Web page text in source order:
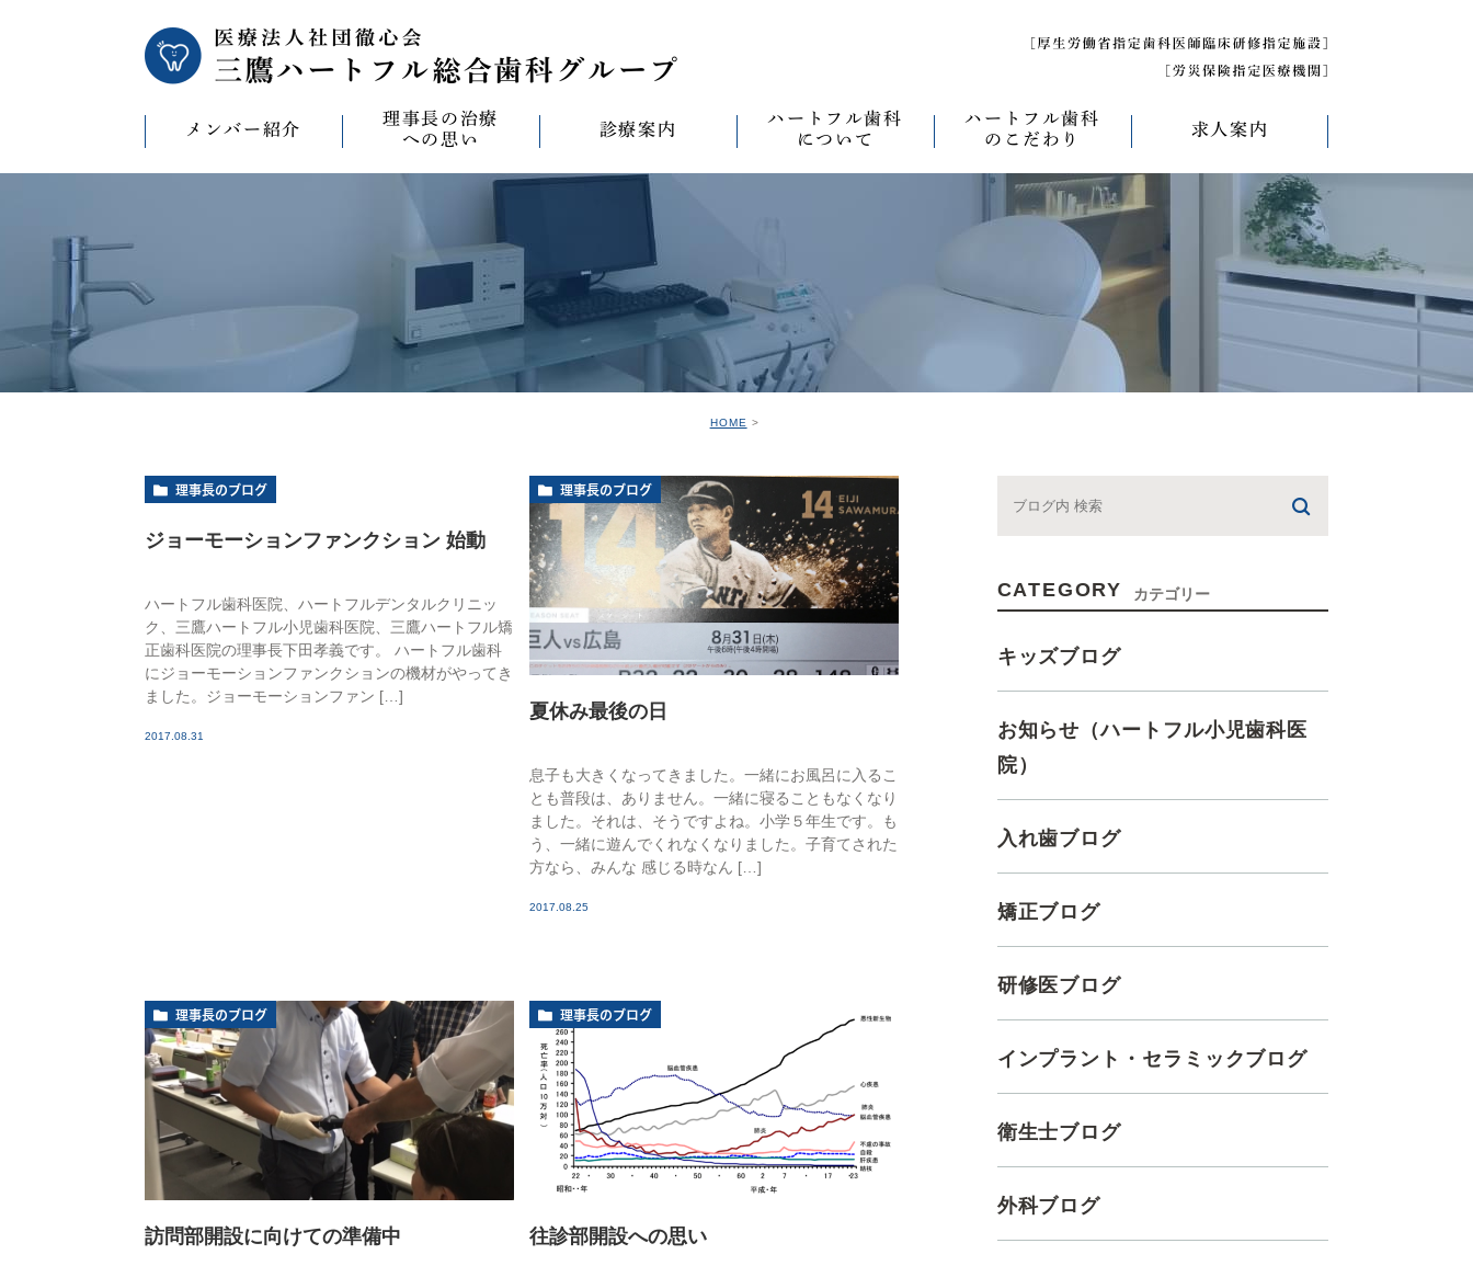
メンバー紹介
理事長の治療
への思い
CAD/CAM（オールセラミック治
療）への思い
バイコンインプラントへの思い
マウスピース型矯正装置（イン
ビザライン）への思い
診療案内
診療案内一覧
セラミック治療 ワンデイジルコニア治療
無菌化根管治療 予防・メンテナンス
インプラント オールオン4
睡眠時無呼吸症候群 口臭外来
ホワイトニング 訪問歯科診療
ハートフル歯科
について
ハートフルの治療
院内設備
ハートフル歯科
ハートフル歯科
のこだわり
なるべく痛くない治療
なるべく削らない治療
なるべく抜かない治療
なるべく短期間の治療
滅菌管理について
求人案内
求人募集について
研修医募集
HOME
理事長のブログ
ジョーモーションファンクション 始動
ハートフル歯科医院、ハートフルデンタルクリニッ
ク、三鷹ハートフル小児歯科医院、三鷹ハートフル矯
正歯科医院の理事長下田孝義です。 ハートフル歯科
にジョーモーションファンクションの機材がやってき
ました。ジョーモーションファン […]
2017.08.31
理事長のブログ
夏休み最後の日
息子も大きくなってきました。一緒にお風呂に入るこ
とも普段は、ありません。一緒に寝ることもなくなり
ました。それは、そうですよね。小学５年生です。も
う、一緒に遊んでくれなくなりました。子育てされた
方なら、みんな 感じる時なん […]
2017.08.25
理事長のブログ
訪問部開設に向けての準備中
理事長のブログ
往診部開設への思い
CATEGORY カテゴリー
キッズブログ
お知らせ（ハートフル小児歯科医
院）
入れ歯ブログ
矯正ブログ
研修医ブログ
インプラント・セラミックブログ
衛生士ブログ
外科ブログ